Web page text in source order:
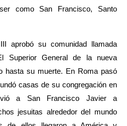
como San Francisco, Santo
aprobó su comunidad llamada
Superior General de la nueva
hasta su muerte. En Roma pasó
casas de su congregación en
a San Francisco Javier a
jesuitas alrededor del mundo